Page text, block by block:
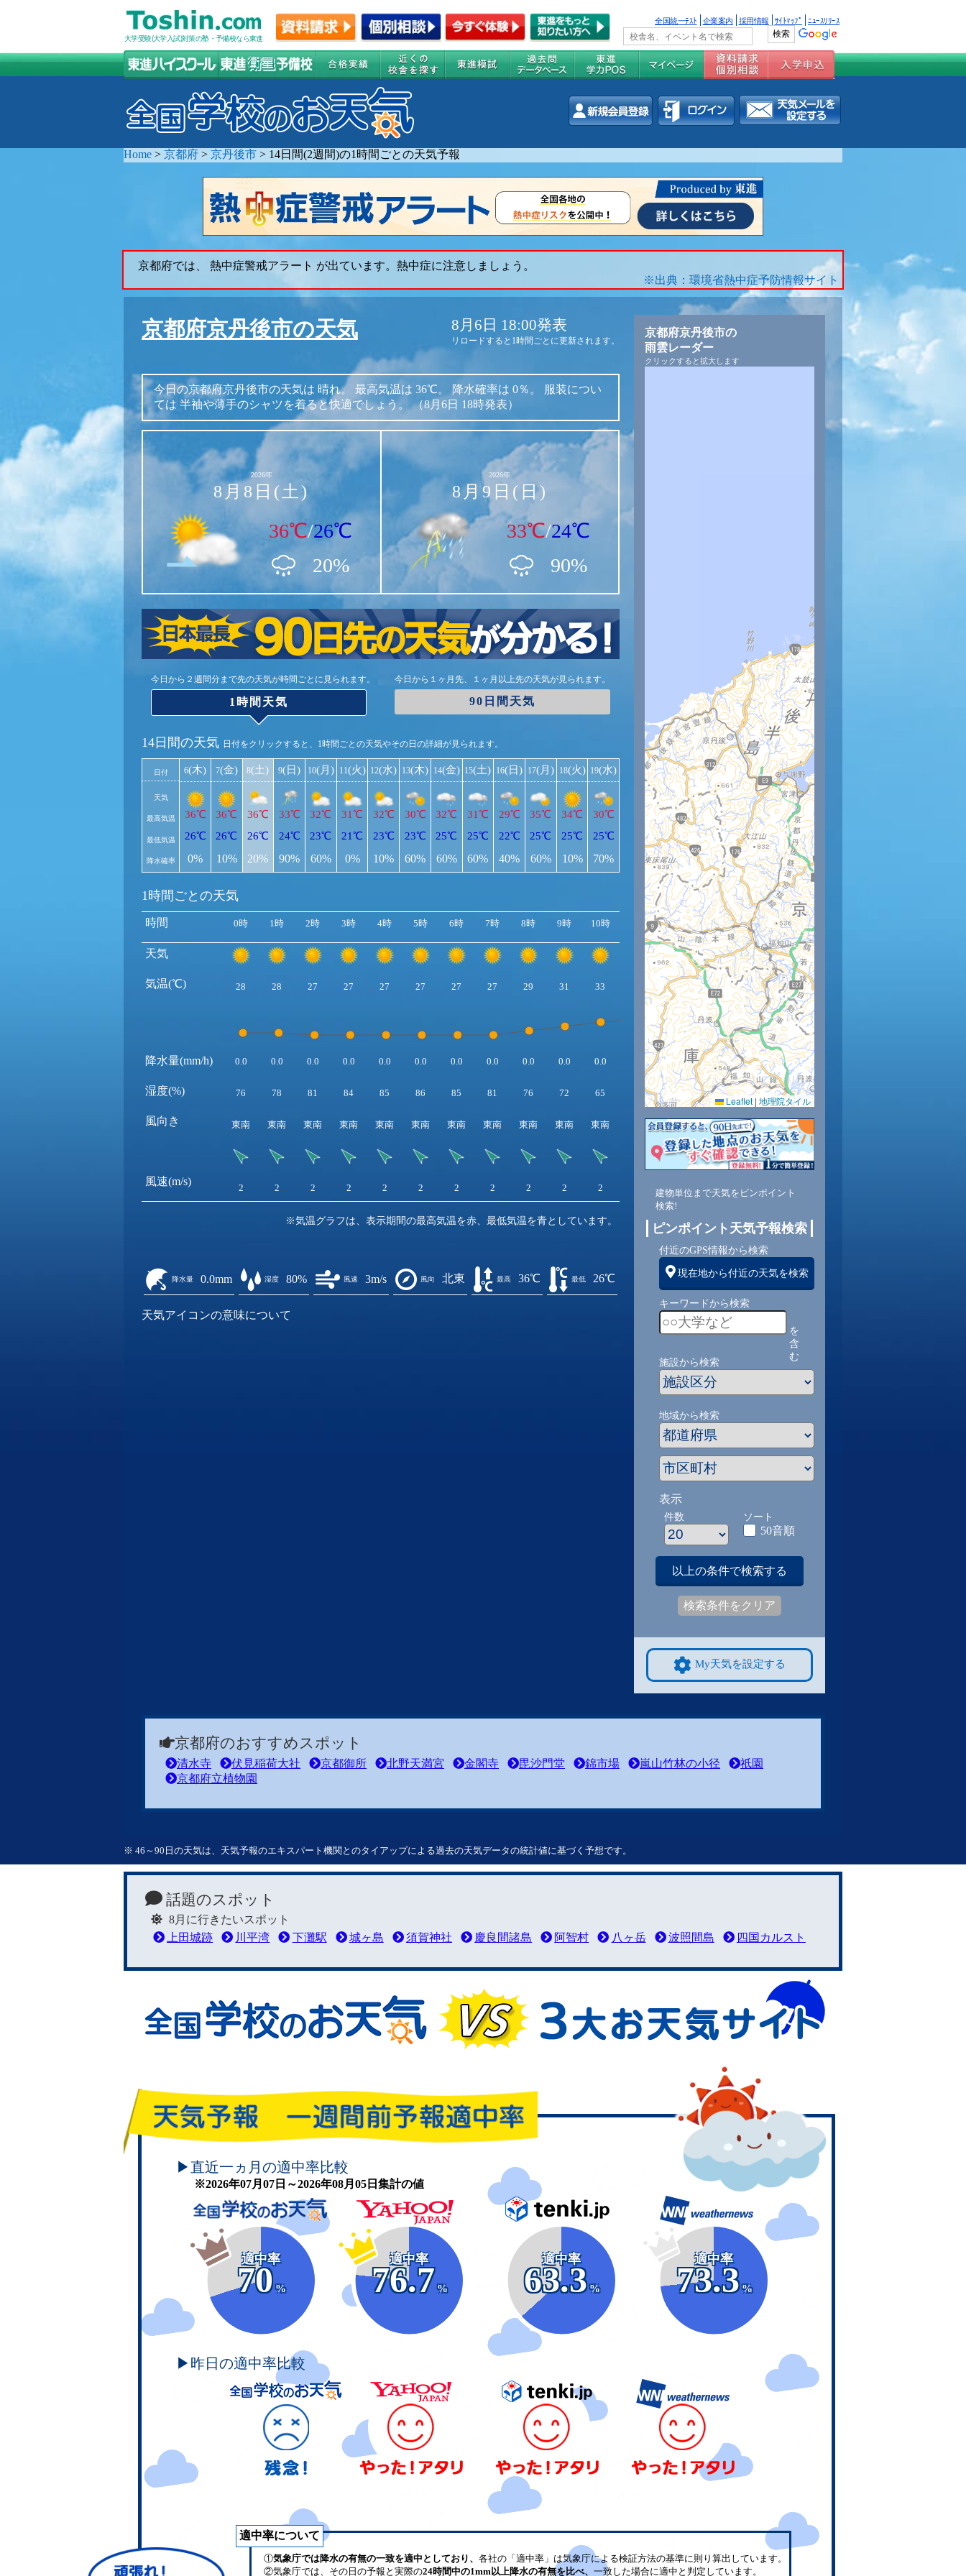
大学受験(大学入試)対策の塾・予備校なら東進
全国統一ﾃｽﾄ 企業案内 採用情報 ｻｲﾄﾏｯﾌﾟ ﾆｭｰｽﾘﾘｰｽ
Home > 京都府 > 京丹後市 > 14日間(2週間)の1時間ごとの天気予報
京都府では、 熱中症警戒アラート が出ています。熱中症に注意しましょう。
※出典：環境省熱中症予防情報サイト
京都府京丹後市の天気 8月6日 18:00発表
リロードすると1時間ごとに更新されます。
今日の京都府京丹後市の天気は 晴れ。 最高気温は 36℃。 降水確率は 0％。
服装につい
ては 半袖や薄手のシャツを着ると快適でしょう。（8月6日 18時発表）
2026年
8月8日(土)
36℃/26℃
20%
2026年
8月9日(日)
33℃/24℃
90%
今日から２週間分まで先の天気が時間ごとに見られます。
1時間天気
今日から１ヶ月先、１ヶ月以上先の天気が見られます。
90日間天気
14日間の天気 日付をクリックすると、1時間ごとの天気やその日の詳細が見られます。
日付
天気
最高気温
最低気温
降水確率
6(木)
36℃
26℃
0%
7(金)
36℃
26℃
10%
8(土)
36℃
26℃
20%
9(日)
33℃
24℃
90%
10(月)
32℃
23℃
60%
11(火)
31℃
21℃
0%
12(水)
32℃
23℃
10%
13(木)
30℃
23℃
60%
14(金)
32℃
25℃
60%
15(土)
31℃
25℃
60%
16(日)
29℃
22℃
40%
17(月)
35℃
25℃
60%
18(火)
34℃
25℃
10%
19(水)
30℃
25℃
70%
1時間ごとの天気
時間
天気
気温(℃)
降水量(mm/h)
湿度(%)
風向き
風速(m/s)
0時 1時 2時 3時 4時 5時 6時 7時 8時 9時 10時 11時 12時 13時 14時 15時 16時
28 28 27 27 27 27 27 27 29 31 33 35 36 35 35 34
0.0 0.0 0.0 0.0 0.0 0.0 0.0 0.0 0.0 0.0 0.0 0.0 0.0 0.0 0.0 0.0
76 78 81 84 85 86 85 81 76 72 65 52 50 51 56 65
東南 東南 東南 東南 東南 東南 東南 東南 東南 東南 東南 東 東 北東 北東
2 2 2 2 2 2 2 2 2 2 2 2 2 2 3
※気温グラフは、表示期間の最高気温を赤、最低気温を青としています。
降水量 0.0mm 湿度 80% 風速 3m/s 風向 北東 最高 36℃ 最低 26℃
天気アイコンの意味について
京都府京丹後市の
雨雲レーダー
クリックすると拡大します
Leaflet | 地理院タイル
建物単位まで天気をピンポイント
検索!
ピンポイント天気予報検索
付近のGPS情報から検索
現在地から付近の天気を検索
キーワードから検索
を
含
む
施設から検索
地域から検索
表示
件数 ソート
50音順
以上の条件で検索する
検索条件をクリア
My天気を設定する
京都府のおすすめスポット
清水寺 伏見稲荷大社 京都御所 北野天満宮 金閣寺 毘沙門堂 錦市場 嵐山竹林の小径
祇園
京都府立植物園
※ 46～90日の天気は、天気予報のエキスパート機関とのタイアップによる過去の天気データの統計値に基づく予想です。
話題のスポット
8月に行きたいスポット
上田城跡
川平湾 下灘駅 城ヶ島 須賀神社 慶良間諸島 阿智村 八ヶ岳 波照間島 四国カルスト
頑張れ！学校のお天気
▶直近一ヵ月の適中率比較
※2026年07月07日～2026年08月05日集計の値
適中率
70
%
適中率
76.7
%
適中率
63.3
%
適中率
73.3
%
▶昨日の適中率比較
適中率について
①気象庁では降水の有無の一致を適中としており、 各社の「適中率」は気象庁による検証方法の基準に則り算出しています。
②気象庁では、その日の予報と実際の24時間中の1mm以上降水の有無を比べ、 一致した場合に適中と判定しています。